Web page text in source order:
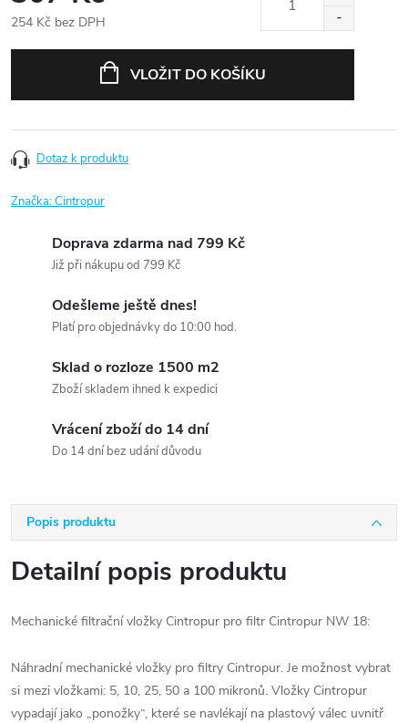
254 Kč bez DPH
VLOŽIT DO KOŠÍKU
Dotaz k produktu
Značka:Cintropur
Doprava zdarma nad 799 Kč
Již při nákupu od 799 Kč
Odešleme ještě dnes!
Platí pro objednávky do 10:00 hod.
Sklad o rozloze 1500 m2
Zboží skladem ihned k expedici
Vrácení zboží do 14 dní
Do 14 dní bez udání důvodu
Popis produktu
Detailní popis produktu
Mechanické filtrační vložky Cintropur pro filtr Cintropur NW 18:
Náhradní mechanické vložky pro filtry Cintropur. Je možnost vybrat
si mezi vložkami: 5, 10, 25, 50 a 100 mikronů. Vložky Cintropur
vypadají jako „ponožky“, které se navlékají na plastový válec uvnitř